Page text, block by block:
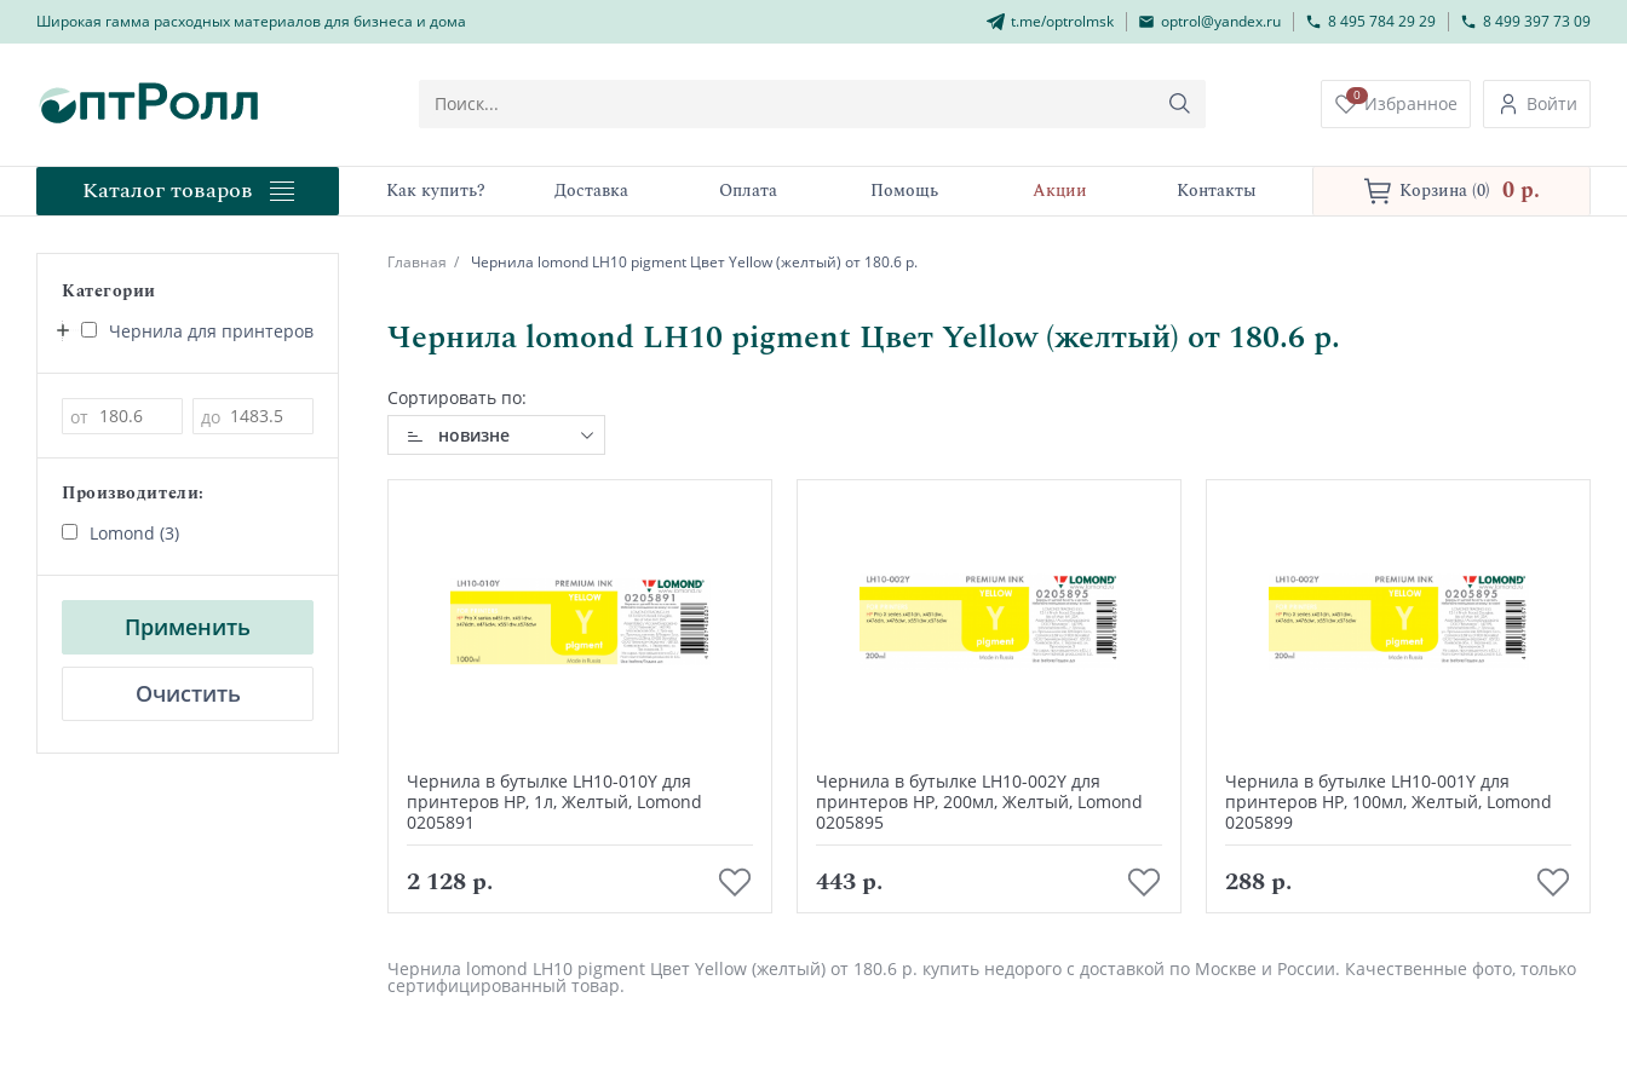
Широкая гамма расходных материалов для бизнеса и дома t.me/optrolmsk optrol@yandex.ru 8 495 784 29 29 8 499 397 73 09
0 Избранное Войти
Каталог товаров Как купить? Доставка Оплата Помощь Акции Контакты Корзина (0) 0 p.
Категории
Чернила для принтеров
Цена
от до
Производители:
Lomond (3)
Применить
Очистить
Главная Чернила lomond LH10 pigment Цвет Yellow (желтый) от 180.6 р.
Чернила lomond LH10 pigment Цвет Yellow (желтый) от 180.6 р.
Сортировать по:
новизне
Чернила в бутылке LH10-010Y для
принтеров HP, 1л, Желтый, Lomond
0205891
2 128 р.
Чернила в бутылке LH10-002Y для
принтеров HP, 200мл, Желтый, Lomond
0205895
443 р.
Чернила в бутылке LH10-001Y для
принтеров HP, 100мл, Желтый, Lomond
0205899
288 р.
Чернила lomond LH10 pigment Цвет Yellow (желтый) от 180.6 р. купить недорого с доставкой по Москве и России. Качественные фото, только
сертифицированный товар.